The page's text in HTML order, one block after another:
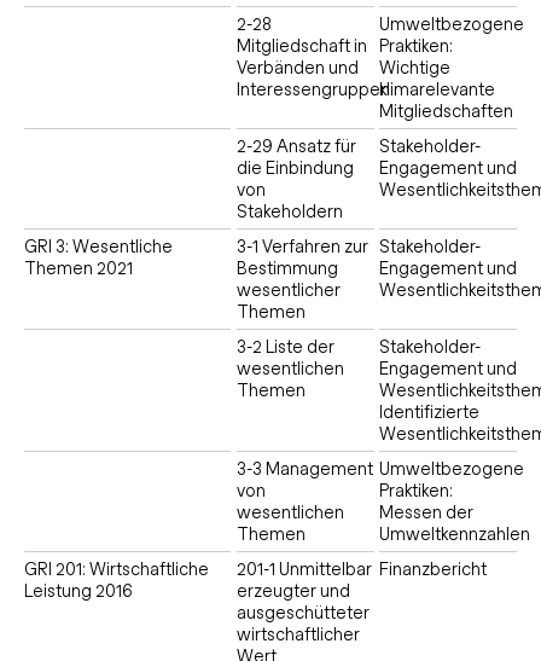
2-28
Mitgliedschaft in
Verbänden und
Interessengruppen
Umweltbezogene
Praktiken:
Wichtige
klimarelevante
Mitgliedschaften
2-29 Ansatz für
die Einbindung
von
Stakeholdern
Stakeholder-
Engagement und
GRI 3: Wesentliche
Themen 2021
3-1 Verfahren zur
Bestimmung
wesentlicher
Themen
Stakeholder-
Engagement und
3-2 Liste der
wesentlichen
Themen
Stakeholder-
Engagement und
Identifizierte
3-3 Management
von
wesentlichen
Themen
Umweltbezogene
Praktiken:
Messen der
Umweltkennzahlen
GRI 201: Wirtschaftliche
Leistung 2016
201-1 Unmittelbar
erzeugter und
ausgeschütteter
wirtschaftlicher
Wert
Finanzbericht